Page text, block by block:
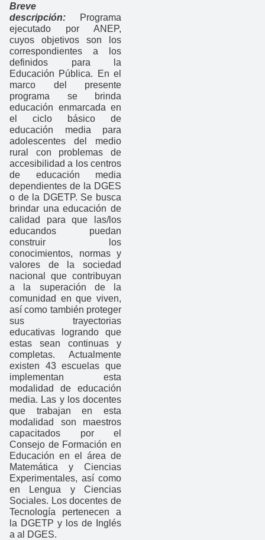
Breve
descripción:
Programa
ejecutado por ANEP,
cuyos objetivos son los
correspondientes a los
definidos para la
Educación Pública. En el
marco del presente
programa se brinda
educación enmarcada en
el ciclo básico de
educación media para
adolescentes del medio
rural con problemas de
accesibilidad a los centros
de educación media
dependientes de la DGES
o de la DGETP. Se busca
brindar una educación de
calidad para que las/los
educandos puedan
construir los
conocimientos, normas y
valores de la sociedad
nacional que contribuyan
a la superación de la
comunidad en que viven,
así como también proteger
sus trayectorias
educativas logrando que
estas sean continuas y
completas. Actualmente
existen 43 escuelas que
implementan esta
modalidad de educación
media. Las y los docentes
que trabajan en esta
modalidad son maestros
capacitados por el
Consejo de Formación en
Educación en el área de
Matemática y Ciencias
Experimentales, así como
en Lengua y Ciencias
Sociales. Los docentes de
Tecnología pertenecen a
la DGETP y los de Inglés
a al DGES.